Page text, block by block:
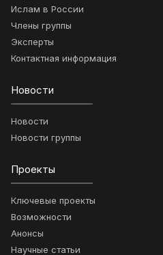
Ислам в России
Члены группы
Эксперты
Контактная информация
Новости
Новости
Новости группы
Проекты
Ключевые проекты
Возможности
Анонсы
Научные статьи